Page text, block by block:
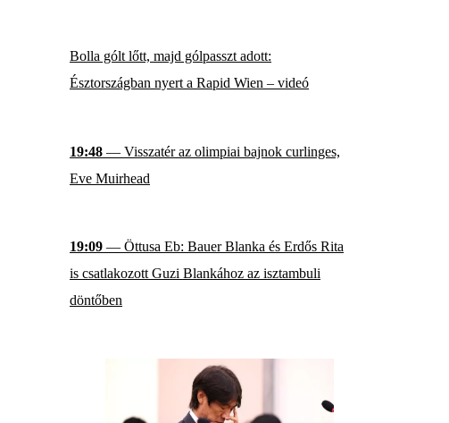
Bolla gólt lőtt, majd gólpasszt adott:
Észtországban nyert a Rapid Wien – videó
19:48 — Visszatér az olimpiai bajnok curlinges,
Eve Muirhead
19:09 — Öttusa Eb: Bauer Blanka és Erdős Rita
is csatlakozott Guzi Blankához az isztambuli
döntőben